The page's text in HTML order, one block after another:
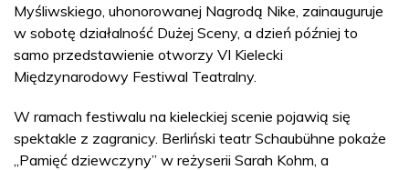
Myśliwskiego, uhonorowanej Nagrodą Nike, zainauguruje
w sobotę działalność Dużej Sceny, a dzień później to
samo przedstawienie otworzy VI Kielecki
Międzynarodowy Festiwal Teatralny.
W ramach festiwalu na kieleckiej scenie pojawią się
spektakle z zagranicy. Berliński teatr Schaubühne pokaże
„Pamięć dziewczyny” w reżyserii Sarah Kohm, a